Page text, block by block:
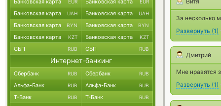
За несколько
Развернуть (1)
Дмитрий
Мне нравятся
Развернуть (1)
Банковская карта EUR Банковская карта EUR
Банковская карта UAH Банковская карта UAH
Банковская карта BYN Банковская карта BYN
Банковская карта KZT Банковская карта KZT
СБП RUB СБП RUB
Интернет-банкинг
Сбербанк RUB Сбербанк RUB
Альфа-Банк RUB Альфа-Банк RUB
Т-Банк RUB Т-Банк RUB